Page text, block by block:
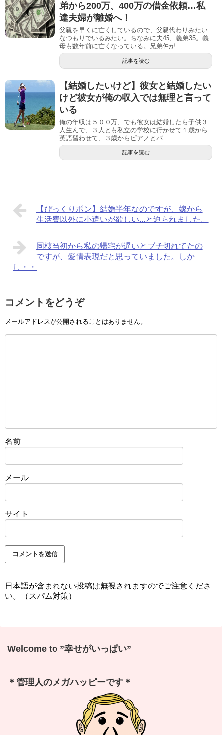
弟から200万、400万の借金依頼…私
達夫婦が離婚へ！
父親を早くに亡くしているので、父親代わりみたい
なつもりでいるみたい。ちなみに夫45、義弟35。義
母も数年前に亡くなっている。兄弟仲が...
記事を読む
【結婚したいけど】彼女と結婚したい
けど彼女が俺の収入では無理と言って
いる
俺の年収は５００万、でも彼女は結婚したら子供３
人生んで、３人とも私立の学校に行かせて１歳から
英語習わせて、３歳からピアノとバ...
記事を読む
【びっくりポン】結婚半年なのですが、嫁から
生活費以外に小遣いが欲しい...と迫られました。
同棲当初から私の帰宅が遅いとブチ切れてたの
ですが、愛情表現だと思っていました。しか
し・・
コメントをどうぞ
メールアドレスが公開されることはありません。
名前
メール
サイト
日本語が含まれない投稿は無視されますのでご注意くださ
い。（スパム対策）
Welcome to ”幸せがいっぱい”
＊管理人のメガハッピーです＊